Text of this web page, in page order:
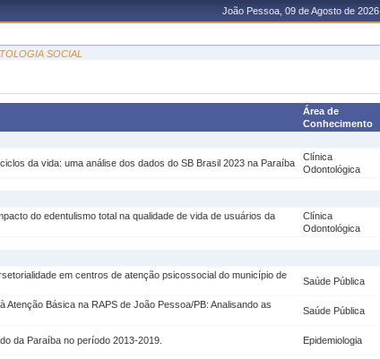
João Pessoa, 09 de Agosto de 2026
SOCIAL
Área de
Conhecimento
da vida: uma análise dos dados do SB Brasil 2023 na Paraíba
Clínica
Odontológica
do edentulismo total na qualidade de vida de usuários da
Clínica
Odontológica
em centros de atenção psicossocial do município de
Saúde Pública
Atenção Básica na RAPS de João Pessoa/PB: Analisando as
Saúde Pública
da Paraíba no período 2013-2019. Epidemiologia